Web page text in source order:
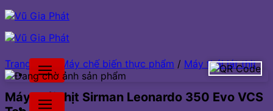
Bỏ
qua
nội
Trang chủ Máy chế biến thực phẩm / Máy thái lát thịt
Máy thái thịt Sirman Leonardo 350 Evo VCS